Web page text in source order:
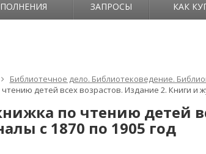
ЗАПРОСЫ КАК
Библиотечное дело. Библиотековедение.
детей всех возрастов. Издание 2. Книги и
по чтению детей
с 1870 по 1905 год